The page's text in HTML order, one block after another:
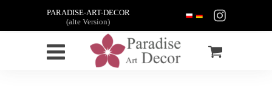
PARADISE-ART-DECOR
(alte Version)